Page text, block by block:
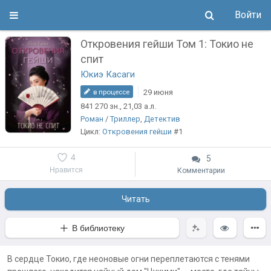
Войти
Откровения гейши Том 1: Токио не
спит
Юкиэ Касаги
в процессе
29 июня
841 270 зн., 21,03 а.л.
Роман /Триллер,Детектив
Цикл:Откровения гейши #1
Нравится
4 5
Комментарии
Читать
В библиотеку
В сердце Токио, где неоновые огни переплетаются с тенями